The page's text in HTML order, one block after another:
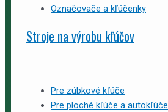
Označovače a kľúčenky
Stroje na výrobu kľúčov
Pre zúbkové kľúče
Pre ploché kľúče a autokľúče